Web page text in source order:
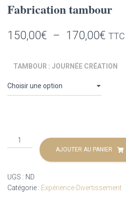
Fabrication tambour
150,00€ – 170,00€Plage
prix :
TTC
TAMBOUR : JOURNÉE CRÉATION
quantité
de
Fabrication
AJOUTER AU PANIER
UGS : ND
Catégorie : Expérience-Divertissement